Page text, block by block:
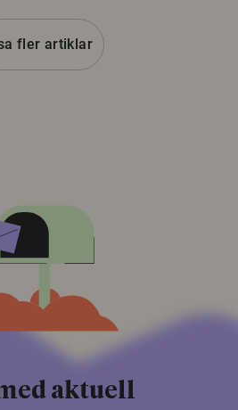
fler artiklar
aktuell